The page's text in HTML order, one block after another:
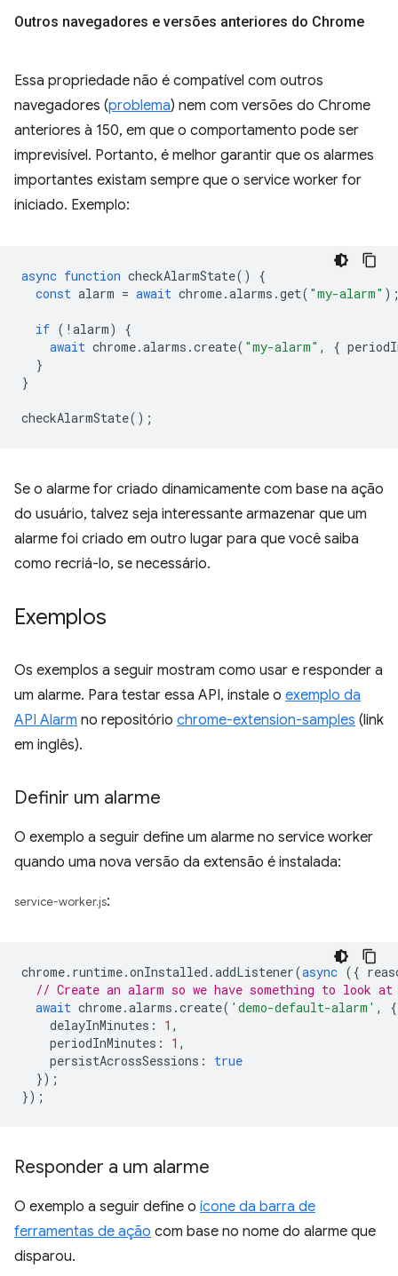
Outros navegadores e versões anteriores do Chrome
Essa propriedade não é compatível com outros
navegadores (problema) nem com versões do Chrome
anteriores à 150, em que o comportamento pode ser
imprevisível. Portanto, é melhor garantir que os alarmes
importantes existam sempre que o service worker for
iniciado. Exemplo:
async function checkAlarmState()
{
const alarm = await chrome.alarms .get( "my-alarm"
if ( ! alarm)
{
await chrome.alarms .create( "my-alarm" , {
}
}
checkAlarmState();
Se o alarme for criado dinamicamente com base na ação
do usuário, talvez seja interessante armazenar que um
alarme foi criado em outro lugar para que você saiba
como recriá-lo, se necessário.
Exemplos
Os exemplos a seguir mostram como usar e responder a
um alarme. Para testar essa API, instale o exemplo da
API Alarm no repositório chrome-extension-samples (link
em inglês).
Definir um alarme
O exemplo a seguir define um alarme no service worker
quando uma nova versão da extensão é instalada:
service-worker.js:
chrome. runtime.onInstalled .addListener(async ({
// Create an alarm so we have something to look at
await chrome.alarms .create( 'demo-default-alarm' ,
{
delayInMinutes : 1 ,
periodInMinutes : 1 ,
persistAcrossSessions :
true
});
});
Responder a um alarme
O exemplo a seguir define o ícone da barra de
ferramentas de ação com base no nome do alarme que
disparou.